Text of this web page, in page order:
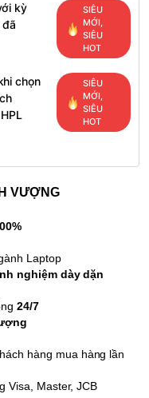
kỳ
SIÊU
MỚI,
SIÊU
HOT
chọn
SIÊU
MỚI,
SIÊU
HOT
VƯỢNG
Laptop
nghiệm dày dặn
24/7
hàng mua hàng lần
Visa, Master, JCB